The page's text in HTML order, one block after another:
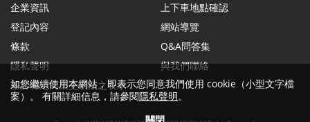
企業資訊
登記內容
條款
隱私聲明
基於特定商業交易法之表示
上下車地點確認
網站導覽
Q&A問答集
與我們聯絡
如您繼續使用本網站，即表示您同意我們使用 cookie（小型文字檔
案）。 有關詳細信息，請參閱隱私聲明。